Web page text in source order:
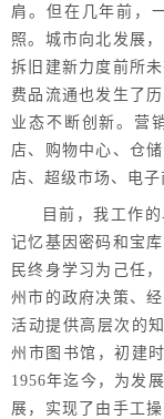
肩。但在几年前，
照。城市向北发展
拆旧建新力度前所
费品流通也发生了
业态不断创新。营
店、购物中心、仓
店、超级市场、电
目前，我工作
记忆基因密码和宝
民终身学习为己任
州市的政府决策、
活动提供高层次的
州市图书馆，初建
1956年迄今，为发
展，实现了由手工